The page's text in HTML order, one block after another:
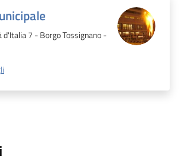
d'Italia 7 - Borgo Tossignano -